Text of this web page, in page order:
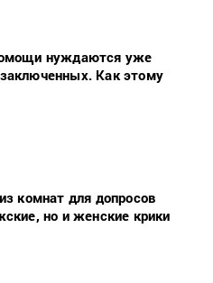
нуждаются уже
Как этому
комнат для допросов
но и женские крики